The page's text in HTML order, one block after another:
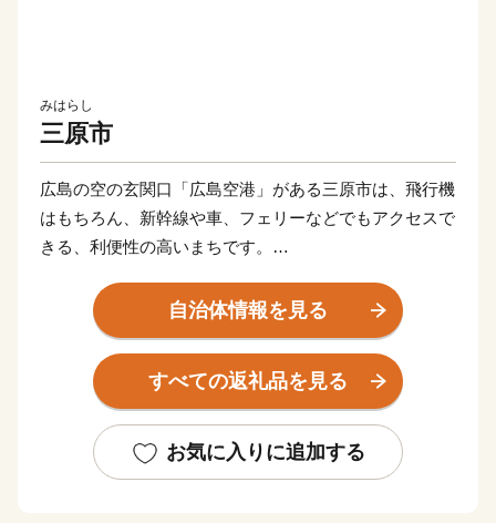
みはらし
三原市
広島の空の玄関口「広島空港」がある三原市は、飛行機
はもちろん、新幹線や車、フェリーなどでもアクセスで
きる、利便性の高いまちです。
然豊かな景色に加え、小早川隆景が築城した三原城跡や
寺社仏閣などの多くの歴史的景観が残るほか、お祭りな
どのイベントも多く、四季折々に開催される４大祭りは
毎年大いに盛り上がりを見せます。
や果物、瀬戸内で捕れる海の幸、ブランド鳥の「神明
鶏」や、江戸時代から続く酒蔵で醸造される日本酒、自
自治体情報を見る
すべての返礼品を見る
お気に入りに追加する